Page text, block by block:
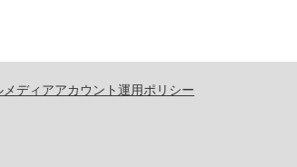
ディアアカウント運用ポリシー